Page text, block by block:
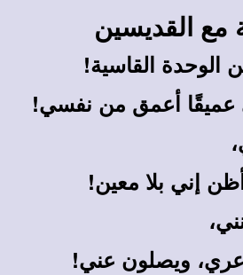
مع القديسين
الوحدة القاسية!
عميقًا أعمق من نفسي!
إني بلا معين!
ويصلون عني!